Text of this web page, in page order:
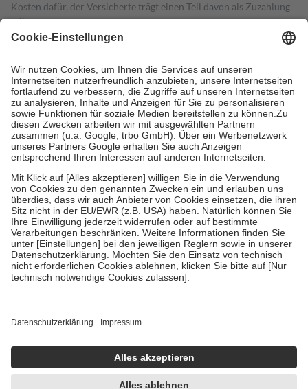
Kosten dafür, der Versicherte trägt einen Teil davon als Zuzahlung
mit.
Grundsätzlich leisten Mitglieder Zuzahlungen in Höhe von zehn
höchstens zehn Euro.
Es sind jedoch nie mehr als die tatsächlichen
Kosten der Leistung zu entrichten.
Diese Regeln gelten grundsätzlich auch für Online-Apotheken.
Bei Heilmitteln und häuslicher Krankenpflege beträgt die
Zuzahlung zehn Prozent der Kosten sowie zehn Euro je
Verordnung.
Um das Engagement der Versicherten für ihre eigene Gesundheit zu
stärken und die besondere Stellung der Familie zu unterstützen,
fallenkeine Zuzahlungenan bei:
• Kindern und Jugendlichen bis zum vollendeten 18. Lebensjahr
mit Ausnahme der Fahrkosten
• Untersuchungen zur Vorsorge und Früherkennung, die von der
GKV getragen werden
• empfohlenen Schutzimpfungen
• Harn- und Blutteststreifen
getroffen, um sicherzustellen, dass es sich um echte Bewertungen
https://help.etrusted.com/hc/de/articles/4419944605341
Einige Bilder und Inhalte wurden unter Zuhilfenahme künstlicher